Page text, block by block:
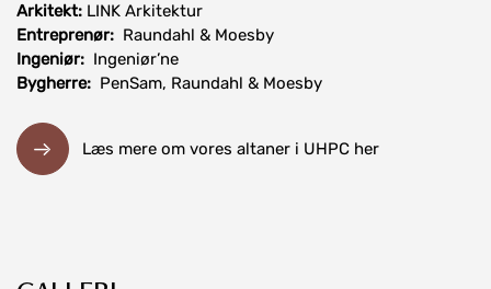
Arkitekt: LINK Arkitektur
Entreprenør: Raundahl & Moesby
Ingeniør: Ingeniør’ne
Bygherre: PenSam, Raundahl & Moesby
Læs mere om vores altaner i UHPC her